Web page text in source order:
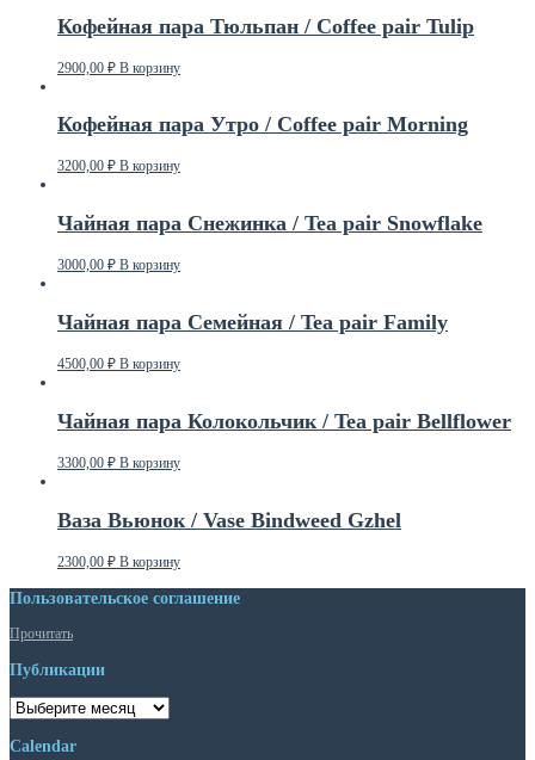
Кофейная пара Тюльпан / Coffee pair Tulip
2900,00 ₽ В корзину
Кофейная пара Утро / Coffee pair Morning
3200,00 ₽ В корзину
Чайная пара Снежинка / Tea pair Snowflake
3000,00 ₽ В корзину
Чайная пара Семейная / Tea pair Family
4500,00 ₽ В корзину
Чайная пара Колокольчик / Tea pair Bellflower
3300,00 ₽ В корзину
Ваза Вьюнок / Vase Bindweed Gzhel
2300,00 ₽ В корзину
Пользовательское соглашение
Прочитать
Публикации
Публикации
Calendar